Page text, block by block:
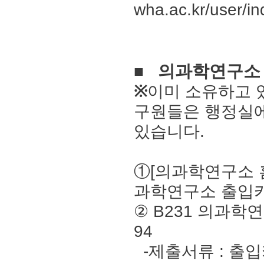
wha.ac.kr/user/
■ 의과학연구소
※이미 소유하고
구원들은 행정실
있습니다.
①[의과학연구소
과학연구소 출입
② B231 의과학
94
-제출서류 : 출